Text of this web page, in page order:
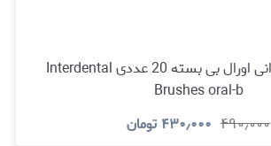
براش بین دندانی اورال بی بسته 20 عددی Interdental
Brushes oral-b
۴۹۰٫۰۰۰ ۴۳۰٫۰۰۰ تومان